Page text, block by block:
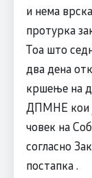
и нема
протурка
Тоа што
два дена
кршење на
ДПМНЕ кои
човек на
согласно
постапка .